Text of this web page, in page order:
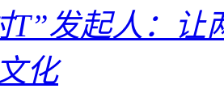
T”发起人：让
化